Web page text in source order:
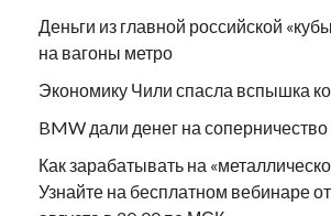
Деньги из главной российской
на вагоны метро
Экономику Чили спасла вспышка
BMW дали денег на соперничество
Как зарабатывать на
Узнайте на бесплатном вебинаре